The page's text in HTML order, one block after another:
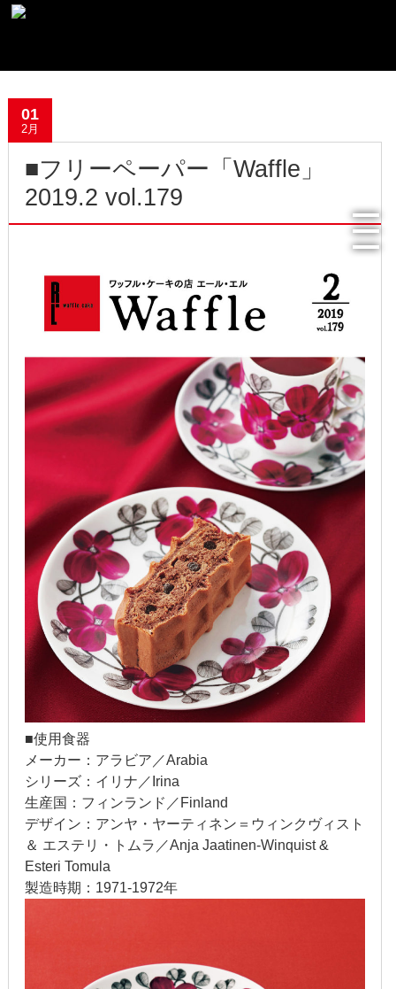
メディア掲載情報
フリーペーパー使用食器紹介
過去の記事
2022年4月
2022年1月
2021年12月
2021年9月
2021年6月
2021年4月
2020年11月
2020年8月
2020年4月
2020年1月
2019年12月
2019年9月
01
2月
■フリーペーパー「Waffle」
2019.2 vol.179
■使用食器
メーカー：アラビア／Arabia
シリーズ：イリナ／Irina
生産国：フィンランド／Finland
デザイン：アンヤ・ヤーティネン＝ウィンクヴィスト
＆ エステリ・トムラ／Anja Jaatinen-Winquist &
Esteri Tomula
製造時期：1971-1972年